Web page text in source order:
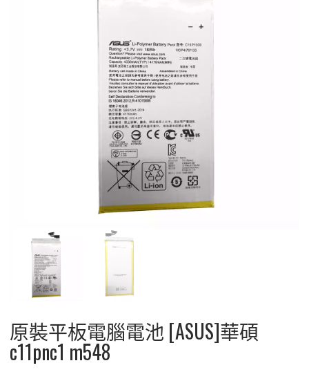
原裝平板電腦電池 [ASUS]華碩
c11pnc1 m548